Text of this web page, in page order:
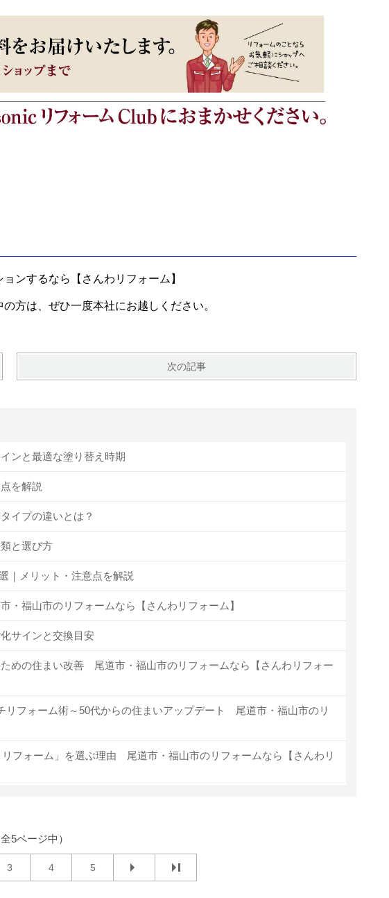
ンするなら【さんわリフォーム】
方は、ぜひ一度本社にお越しください。
次の記事
ンと最適な塗り替え時期
を解説
イプの違いとは？
と選び方
｜メリット・注意点を解説
福山市のリフォームなら【さんわリフォーム】
サインと交換目安
めの住まい改善 尾道市・福山市のリフォームなら【さんわリフォー
フォーム術～50代からの住まいアップデート 尾道市・福山市のリ
フォーム」を選ぶ理由 尾道市・福山市のリフォームなら【さんわリ
5ページ中）
3 4 5